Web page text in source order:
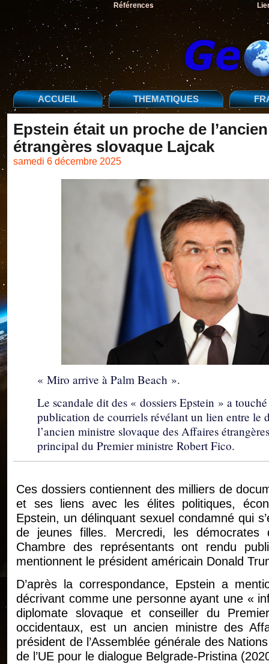
Références
ACCUEIL THEMATIQUES
Epstein était un proche de
étrangères slovaque Lajcak
samedi 6 décembre 2025
« Miro arrive à Palm Beach ».
Le scandale dit des « dossiers Epstein » a
publication de courriels révélant un lien entre le
l’ancien ministre slovaque des Affaires
principal du Premier ministre Robert Fico.
Ces dossiers contiennent des milliers de
et ses liens avec les élites politiques,
Epstein, un délinquant sexuel condamné qui
de jeunes filles. Mercredi, les
Chambre des représentants ont rendu
mentionnent le président américain Donald
D’après la correspondance, Epstein a
décrivant comme une personne ayant une «
diplomate slovaque et conseiller du
occidentaux, est un ancien ministre des
président de l’Assemblée générale des
de l’UE pour le dialogue Belgrade-Pristina